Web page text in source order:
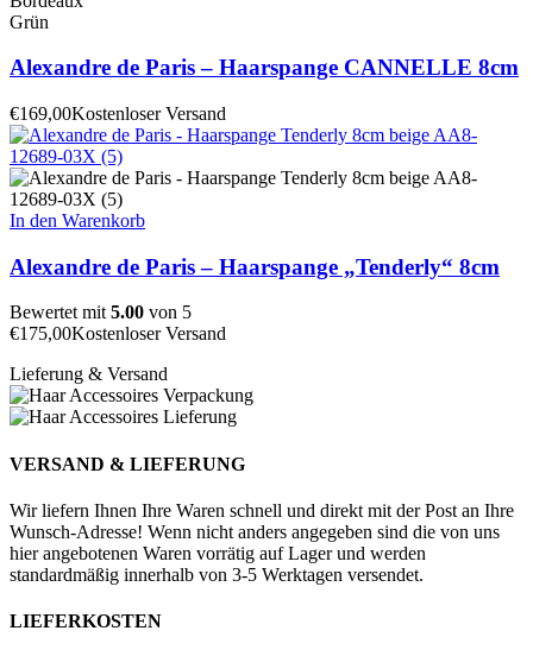
Grün
Alexandre de Paris – Haarspange CANNELLE 8cm
€169,00Kostenloser Versand
In den Warenkorb
Alexandre de Paris – Haarspange „Tenderly“ 8cm
Bewertet mit5.00 von 5
€175,00Kostenloser Versand
Lieferung & Versand
VERSAND & LIEFERUNG
Wir liefern Ihnen Ihre Waren schnell und direkt mit der Post an Ihre
Wunsch-Adresse! Wenn nicht anders angegeben sind die von uns
hier angebotenen Waren vorrätig auf Lager und werden
standardmäßig innerhalb von 3-5 Werktagen versendet.
LIEFERKOSTEN